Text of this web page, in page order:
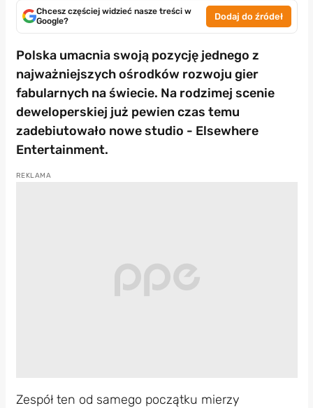
Chcesz częściej widzieć nasze treści w
Google?
Dodaj do źródeł
Polska umacnia swoją pozycję jednego z
najważniejszych ośrodków rozwoju gier
fabularnych na świecie. Na rodzimej scenie
deweloperskiej już pewien czas temu
zadebiutowało nowe studio - Elsewhere
Entertainment.
Zespół ten od samego początku mierzy